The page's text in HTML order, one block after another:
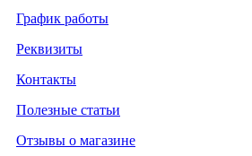
График работы
Реквизиты
Контакты
Полезные статьи
Отзывы о магазине